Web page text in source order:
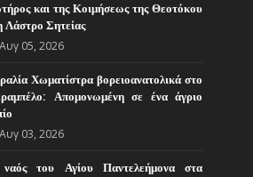
και της Κοιμήσεως της Θεοτόκου
Λάστρο Σητείας
Αυγ 05, 2026
Χωματίστρα βορειοανατολικά στο
Απομονωμένη σε ένα άγριο
Αυγ 03, 2026
του Αγίου Παντελεήμονα στα